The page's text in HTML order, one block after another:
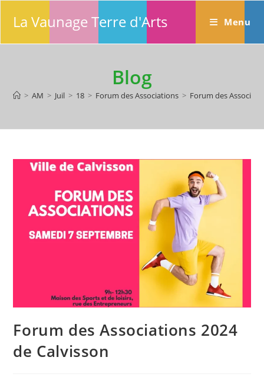
La Vaunage Terre d'Arts Menu
Blog
> AM > Juil > 18 > Forum des Associations > Forum des
Forum des Associations 2024
de Calvisson